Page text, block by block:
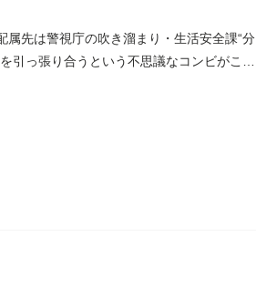
先は警視庁の吹き溜まり・生活安全課“分
引っ張り合うという不思議なコンビがここ